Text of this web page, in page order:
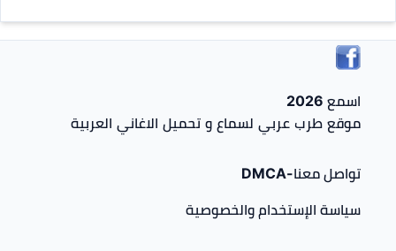
اسمع 2026
موقع طرب عربي لسماع و تحميل الاغاني العربية
تواصل معنا-DMCA
سياسة الإستخدام والخصوصية